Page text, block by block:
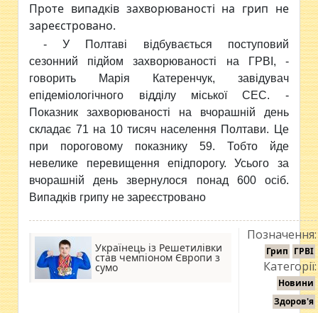
Проте випадків захворюваності на грип не
зареєстровано.
- У Полтаві відбувається поступовий
сезонний підйом захворюваності на ГРВІ, -
говорить Марія Катеренчук, завідувач
епідеміологічного відділу міської СЕС. -
Показник захворюваності на вчорашній день
складає 71 на 10 тисяч населення Полтави. Це
при пороговому показнику 59. Тобто йде
невелике перевищення епідпорогу. Усього за
вчорашній день звернулося понад 600 осіб.
Випадків грипу не зареєстровано
Українець із Решетилівки
став чемпіоном Європи з
сумо
Позначення:
Грип ГРВІ
Категорії:
Новини
Здоров'я